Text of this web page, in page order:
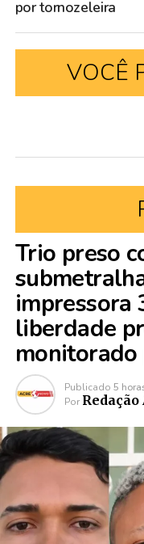
por tornozeleira
VOCÊ
Trio preso
impressora
liberdade
Publicado 5
Por